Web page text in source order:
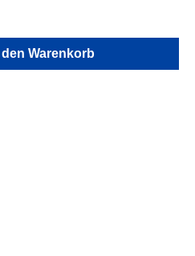
Wert ein
den Warenkorb